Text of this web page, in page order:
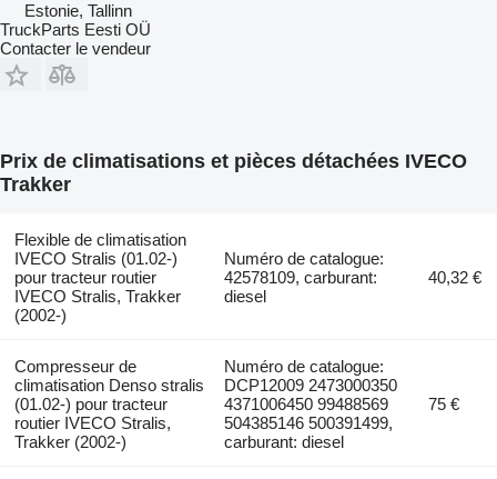
Estonie, Tallinn
TruckParts Eesti OÜ
Contacter le vendeur
Prix de climatisations et pièces détachées IVECO
Trakker
Flexible de climatisation
IVECO Stralis (01.02-)
pour tracteur routier
IVECO Stralis, Trakker
(2002-)
Numéro de catalogue:
42578109, carburant:
diesel
40,32 €
Compresseur de
climatisation Denso stralis
(01.02-) pour tracteur
routier IVECO Stralis,
Trakker (2002-)
Numéro de catalogue:
DCP12009 2473000350
4371006450 99488569
504385146 500391499,
carburant: diesel
75 €